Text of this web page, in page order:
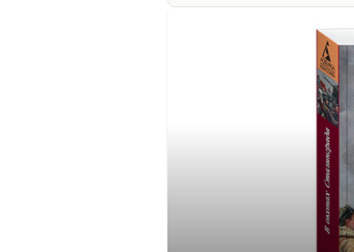
И у Герасимовой
в поэтике
многие писали, в…